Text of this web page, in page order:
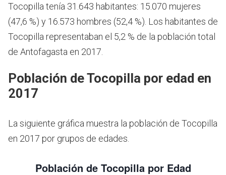
Tocopilla tenía 31.643 habitantes: 15.070 mujeres
(47,6 %) y 16.573 hombres (52,4 %). Los habitantes de
Tocopilla representaban el 5,2 % de la población total
de Antofagasta en 2017.
Población de Tocopilla por edad en
2017
La siguiente gráfica muestra la población de Tocopilla
en 2017 por grupos de edades.